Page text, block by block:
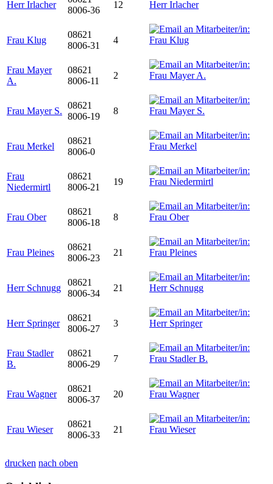
Herr Irlacher
8006-36
12
Frau Klug
08621
8006-31
4
Frau Mayer
A.
08621
8006-11
2
Frau Mayer S.
08621
8006-19
8
Frau Merkel
08621
8006-0
Frau
Niedermirtl
08621
8006-21
19
Frau Ober
08621
8006-18
8
Frau Pleines
08621
8006-23
21
Herr Schnugg
08621
8006-34
21
Herr Springer
08621
8006-27
3
Frau Stadler
B.
08621
8006-29
7
Frau Wagner
08621
8006-37
20
Frau Wieser
08621
8006-33
21
drucken nach oben